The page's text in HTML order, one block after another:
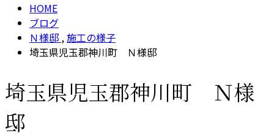
HOME
ブログ
Ｎ様邸 ,施工の様子
埼玉県児玉郡神川町 Ｎ様邸
埼玉県児玉郡神川町 Ｎ様
邸